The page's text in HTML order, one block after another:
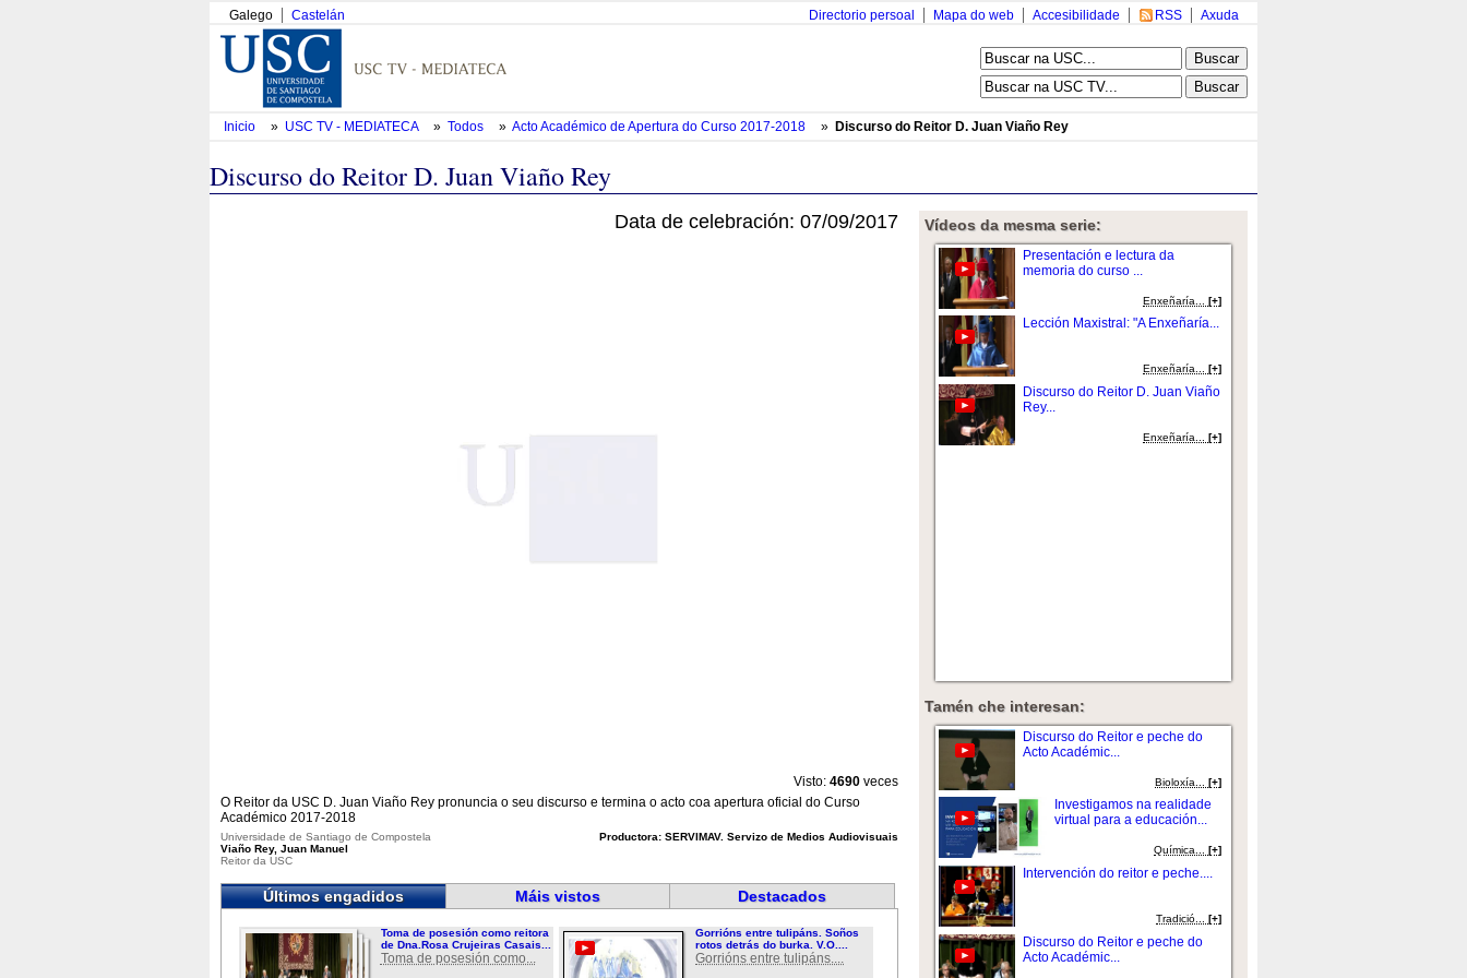
Galego Castelán Axuda
RSS
Accesibilidade
Mapa do web
Directorio persoal
Inicio » USC TV - MEDIATECA » Todos » Acto Académico de Apertura do Curso 2017-2018 » Discurso do Reitor D. Juan Viaño Rey
Discurso do Reitor D. Juan Viaño Rey
Data de celebración: 07/09/2017
Visto: 4690 veces
O Reitor da USC D. Juan Viaño Rey pronuncia o seu discurso e termina o acto coa apertura oficial do Curso
Académico 2017-2018
Productora: SERVIMAV. Servizo de Medios Audiovisuais
Universidade de Santiago de Compostela
Viaño Rey, Juan Manuel
Reitor da USC
Últimos engadidos Máis vistos Destacados
Toma de posesión como reitora
de Dna.Rosa Crujeiras Casais...
Toma de posesión como...
Gorrións entre tulipáns. Soños
rotos detrás do burka. V.O....
Gorrións entre tulipáns....
Vídeos da mesma serie:
Presentación e lectura da
memoria do curso ...
Enxeñaría...[+]
Lección Maxistral: "A Enxeñaría...
Enxeñaría... [+]
Discurso do Reitor D. Juan Viaño
Rey...
Enxeñaría...[+]
Tamén che interesan:
Discurso do Reitor e peche do
Acto Académic...
Bioloxí­a...[+]
Investigamos na realidade
virtual para a educación...
Quí­mica... [+]
Intervención do reitor e peche....
Tradició...[+]
Discurso do Reitor e peche do
Acto Académic...